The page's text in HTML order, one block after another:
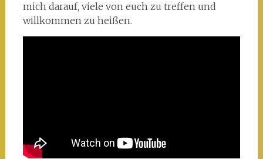
mich darauf, viele von euch zu treffen und
willkommen zu heißen.